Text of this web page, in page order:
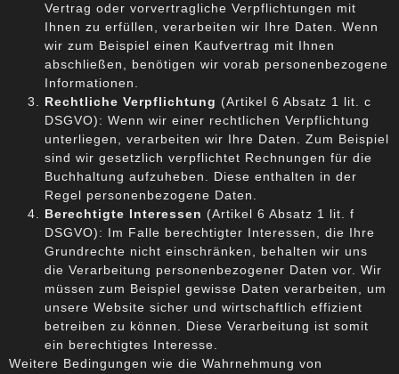
Vertrag oder vorvertragliche Verpflichtungen mit
Ihnen zu erfüllen, verarbeiten wir Ihre Daten. Wenn
wir zum Beispiel einen Kaufvertrag mit Ihnen
abschließen, benötigen wir vorab personenbezogene
Informationen.
Rechtliche Verpflichtung (Artikel 6 Absatz 1 lit. c
DSGVO): Wenn wir einer rechtlichen Verpflichtung
unterliegen, verarbeiten wir Ihre Daten. Zum Beispiel
sind wir gesetzlich verpflichtet Rechnungen für die
Buchhaltung aufzuheben. Diese enthalten in der
Regel personenbezogene Daten.
Berechtigte Interessen (Artikel 6 Absatz 1 lit. f
DSGVO): Im Falle berechtigter Interessen, die Ihre
Grundrechte nicht einschränken, behalten wir uns
die Verarbeitung personenbezogener Daten vor. Wir
müssen zum Beispiel gewisse Daten verarbeiten, um
unsere Website sicher und wirtschaftlich effizient
betreiben zu können. Diese Verarbeitung ist somit
ein berechtigtes Interesse.
Weitere Bedingungen wie die Wahrnehmung von